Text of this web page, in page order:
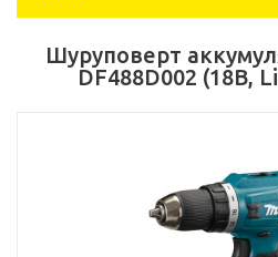
Шуруповерт
DF488D002 (18В,